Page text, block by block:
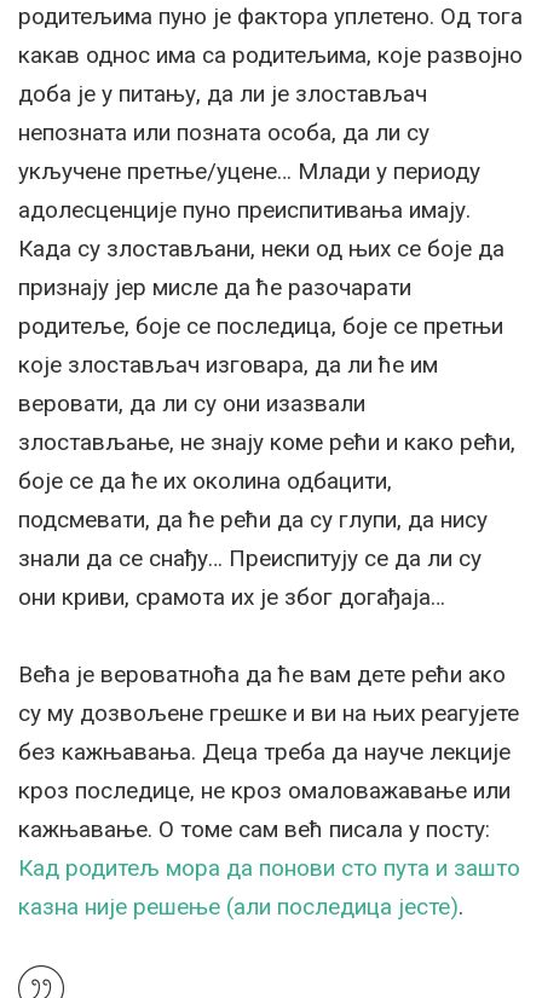
родитељима пуно је фактора уплетено. Од тога
какав однос има са родитељима, које развојно
доба је у питању, да ли je злостављач
непозната или позната особа, да ли су
укључене претње/уцене… Млади у периоду
адолесценције пуно преиспитивања имају.
Када су злостављани, неки од њих се боје да
признају јер мисле да ће разочарати
родитеље, боје се последица, боје се претњи
које злостављач изговара, да ли ће им
веровати, да ли су они изазвали
злостављање, не знају коме рећи и како рећи,
боје се да ће их околина одбацити,
подсмевати, да ће рећи да су глупи, да нису
знали да се снађу… Преиспитују се да ли су
они криви, срамота их је због догађаја…
Већа је вероватноћа да ће вам дете рећи ако
су му дозвољене грешке и ви на њих реагујете
без кажњавања. Деца треба да науче лекције
кроз последице, не кроз омаловажавање или
кажњавање. О томе сам већ писала у посту:
Кад родитељ мора да понови сто пута и зашто
казна није решење (али последица јесте).